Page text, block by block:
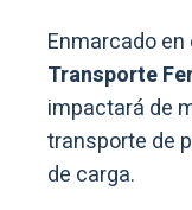
Enmarcado en
Transporte
impactará de
transporte de
de carga.